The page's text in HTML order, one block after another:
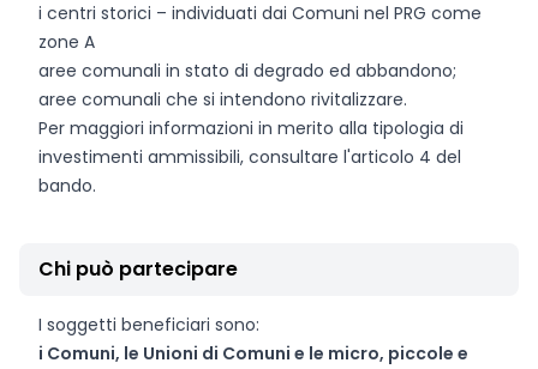
i centri storici – individuati dai Comuni nel PRG come
zone A
aree comunali in stato di degrado ed abbandono;
aree comunali che si intendono rivitalizzare.
Per maggiori informazioni in merito alla tipologia di
investimenti ammissibili, consultare l'articolo 4 del
bando.
Chi può partecipare
I soggetti beneficiari sono:
i Comuni, le Unioni di Comuni e le micro, piccole e